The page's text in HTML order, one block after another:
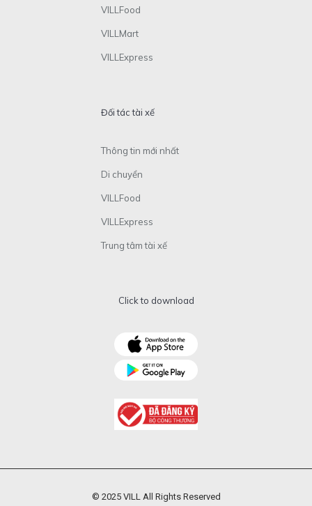
VILLFood
VILLMart
VILLExpress
Đối tác tài xế
Thông tin mới nhất
Di chuyển
VILLFood
VILLExpress
Trung tâm tài xế
Click to download
© 2025 VILL All Rights Reserved